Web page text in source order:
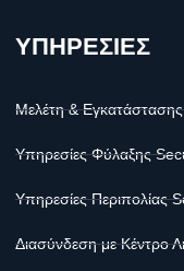
ΥΠΗΡΕΣΙΕΣ
Μελέτη &
Υπηρεσίες Φύλαξης
Υπηρεσίες Περιπολίας
Διασύνδεση με Κέντρο